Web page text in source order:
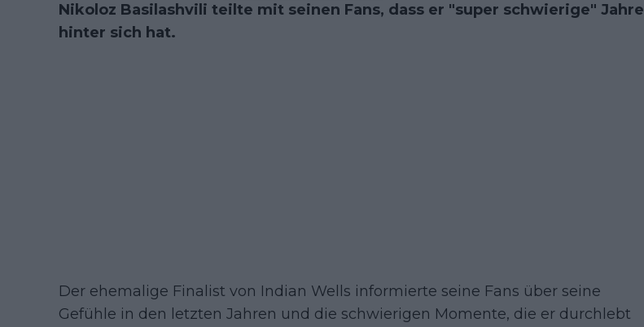
Nikoloz Basilashvili teilte mit seinen Fans, dass er "super schwierige" Jahre
hinter sich hat.
Der ehemalige Finalist von Indian Wells informierte seine Fans über seine
Gefühle in den letzten Jahren und die schwierigen Momente, die er durchlebt